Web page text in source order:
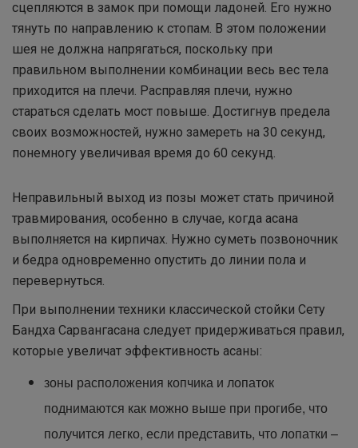
сцепляются в замок при помощи ладоней. Его нужно
тянуть по направлению к стопам. В этом положении
шея не должна напрягаться, поскольку при
правильном выполнении комбинации весь вес тела
приходится на плечи. Расправляя плечи, нужно
стараться сделать мост повыше. Достигнув предела
своих возможностей, нужно замереть на 30 секунд,
понемногу увеличивая время до 60 секунд.
Неправильный выход из позы может стать причиной
травмирования, особенно в случае, когда асана
выполняется на кирпичах. Нужно суметь позвоночник
и бедра одновременно опустить до линии пола и
перевернуться.
При выполнении техники классической стойки Сету
Бандха Сарвангасана следует придерживаться правил,
которые увеличат эффективность асаны:
зоны расположения копчика и лопаток
поднимаются как можно выше при прогибе, что
получится легко, если представить, что лопатки –